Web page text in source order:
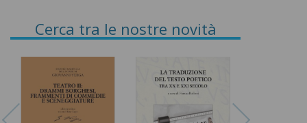
Cerca tra le nostre novità